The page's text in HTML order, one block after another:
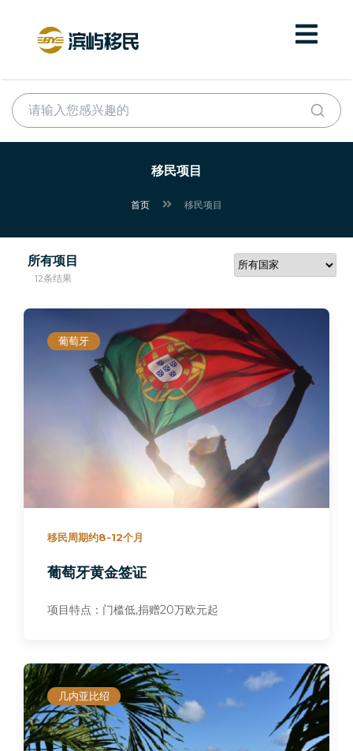
移民项目
首页 移民项目
所有项目
12条结果
葡萄牙
移民周期约8-12个月
葡萄牙黄金签证
项目特点：门槛低,捐赠20万欧元起
几内亚比绍